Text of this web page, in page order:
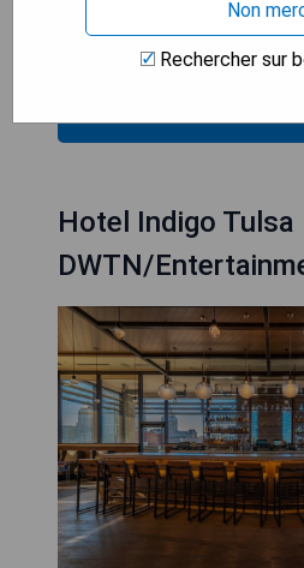
- Accès Internet haut débit
- Proximité avec des
Hotel Indigo Tulsa
DWTN/
Non
Rechercher sur